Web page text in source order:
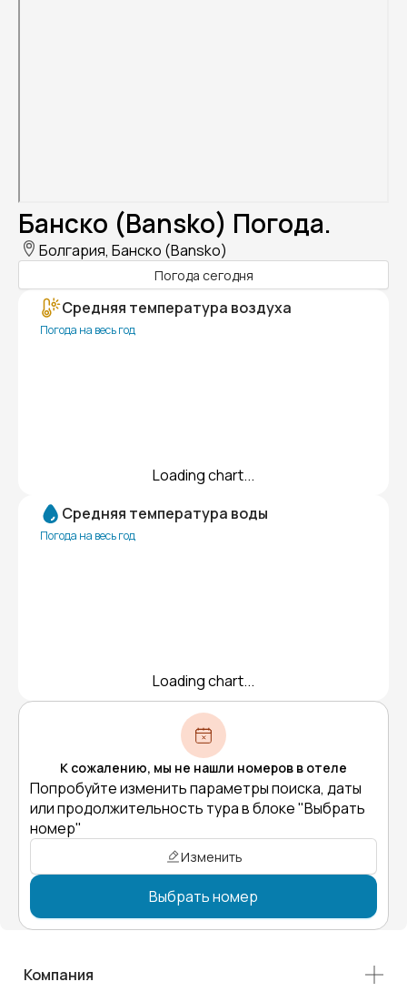
Банско (Bansko) Погода.
Болгария, Банско (Bansko)
Погода сегодня
Средняя температура воздуха
Погода на весь год
Loading chart...
Средняя температура воды
Погода на весь год
Loading chart...
К сожалению, мы не нашли номеров в отеле
Попробуйте изменить параметры поиска, даты
или продолжительность тура в блоке "Выбрать
номер"
Изменить
Выбрать номер
Компания